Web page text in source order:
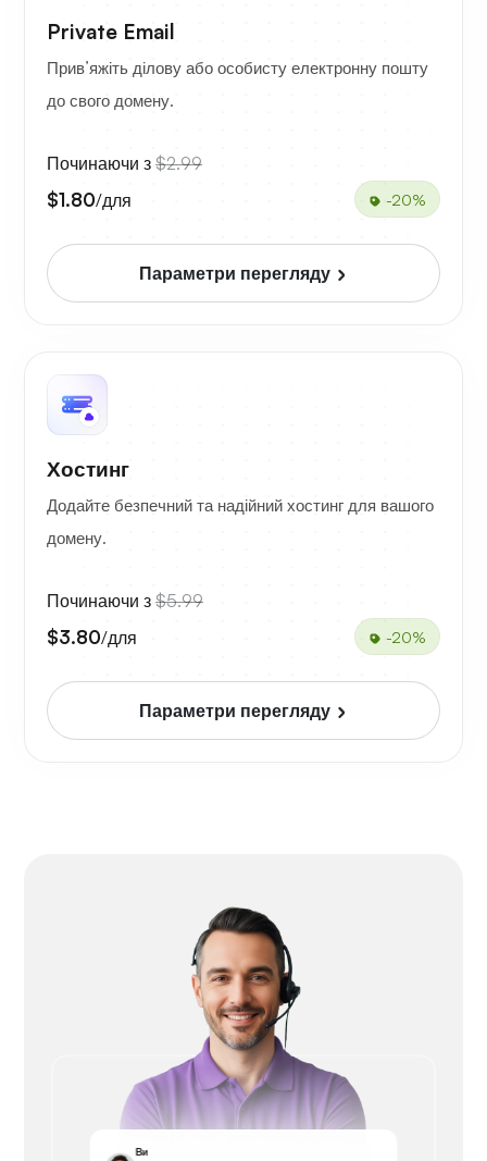
Private Email
Прив’яжіть ділову або особисту електронну пошту
до свого домену.
Починаючи з $2.99
$1.80/для -20%
Параметри перегляду
Хостинг
Додайте безпечний та надійний хостинг для вашого
домену.
Починаючи з $5.99
$3.80/для -20%
Параметри перегляду
Ви